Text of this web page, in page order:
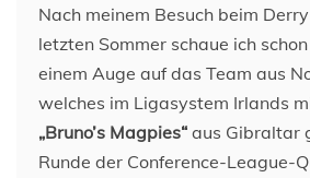
Nach meinem Besuch beim
letzten Sommer schaue ich
einem Auge auf das Team aus
welches im Ligasystem Irlands
„Bruno’s Magpies“ aus Gibraltar
Runde der Conference-League-